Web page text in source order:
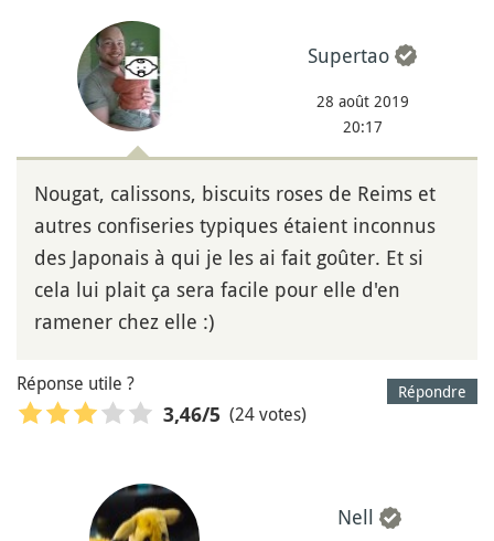
Supertao
28 août 2019
20:17
Nougat, calissons, biscuits roses de Reims et
autres confiseries typiques étaient inconnus
des Japonais à qui je les ai fait goûter. Et si
cela lui plait ça sera facile pour elle d'en
ramener chez elle :)
Répondre
Réponse utile ?
3,46/5 (24 votes)
Nell